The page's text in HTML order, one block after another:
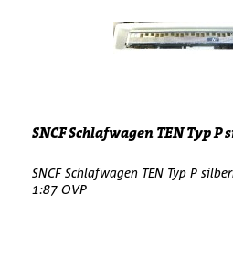
SNCF Schlafwagen TEN Typ P
SNCF Schlafwagen TEN Typ P
1:87 OVP